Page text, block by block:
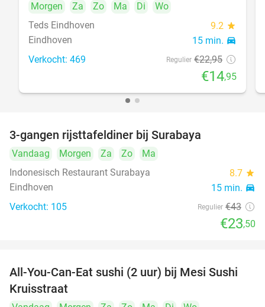
Morgen
Za Zo Ma Di
Wo
Teds Eindhoven
9.2 star
Eindhoven 15 min. directions_car
Verkocht: 469 Regulier €22,95
€14,95
3-gangen rijsttafeldiner bij Surabaya
Vandaag Morgen Za Zo
Ma
Indonesisch Restaurant Surabaya
8.7 star
Eindhoven 15 min. directions_car
Verkocht: 105 Regulier €43
€23,50
21%
All-You-Can-Eat sushi (2 uur) bij Mesi Sushi
Kruisstraat